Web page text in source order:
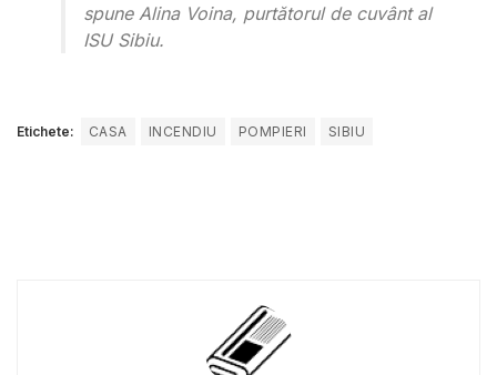
spune Alina Voina, purtătorul de cuvânt al
ISU Sibiu.
Etichete: CASA INCENDIU POMPIERI SIBIU